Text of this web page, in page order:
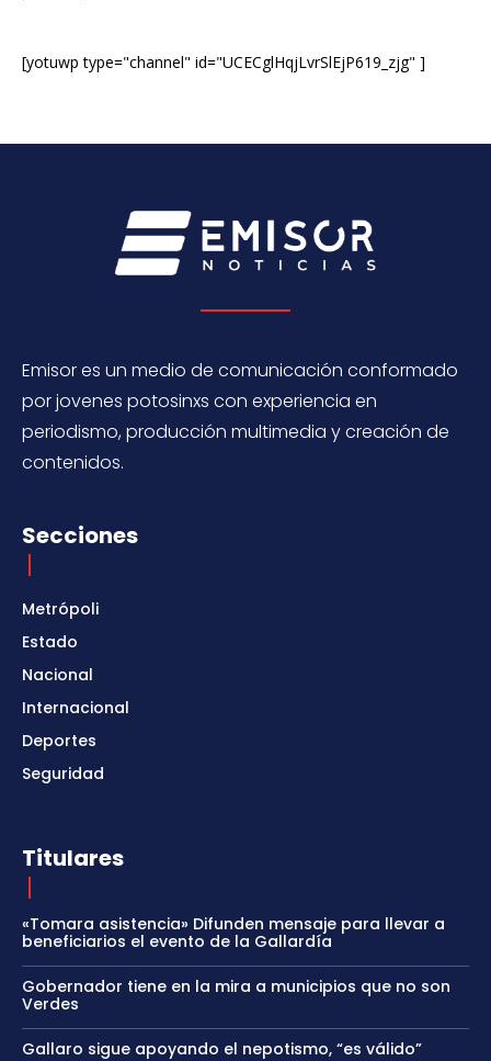
[yotuwp type="channel" id="UCECglHqjLvrSlEjP619_zjg" ]
Emisor es un medio de comunicación conformado
por jovenes potosinxs con experiencia en
periodismo, producción multimedia y creación de
contenidos.
Secciones
Metrópoli
Estado
Nacional
Internacional
Deportes
Seguridad
Titulares
«Tomara asistencia» Difunden mensaje para llevar a
beneficiarios el evento de la Gallardía
Gobernador tiene en la mira a municipios que no son
Verdes
Gallaro sigue apoyando el nepotismo, “es válido”